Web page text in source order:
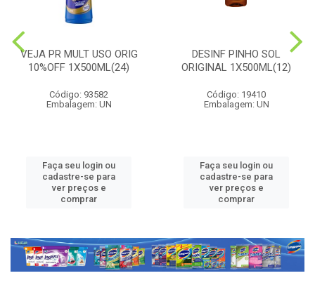
VEJA PR MULT USO ORIG
10%OFF 1X500ML(24)
Código: 93582
Embalagem: UN
Faça seu login ou
cadastre-se para
ver preços e
comprar
DESINF PINHO SOL
ORIGINAL 1X500ML(12)
Código: 19410
Embalagem: UN
Faça seu login ou
cadastre-se para
ver preços e
comprar